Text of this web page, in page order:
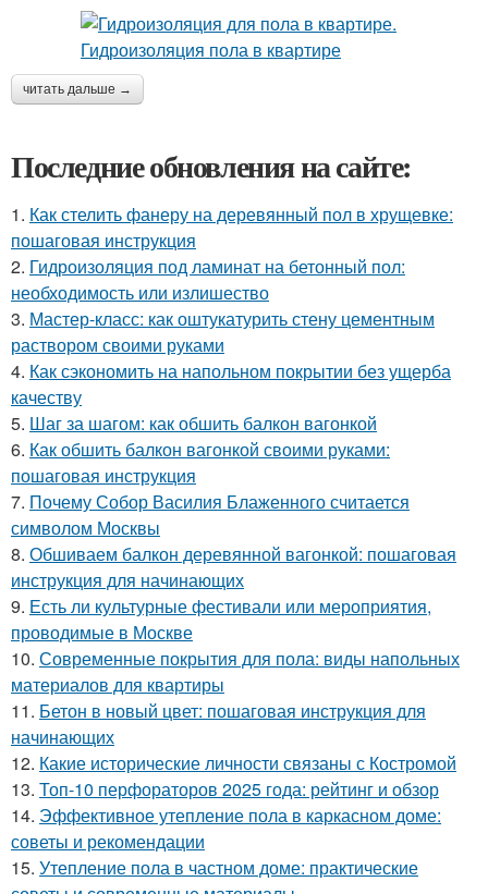
читать дальше →
Последние обновления на сайте:
1. Как стелить фанеру на деревянный пол в хрущевке:
пошаговая инструкция
2. Гидроизоляция под ламинат на бетонный пол:
необходимость или излишество
3. Мастер-класс: как оштукатурить стену цементным
раствором своими руками
4. Как сэкономить на напольном покрытии без ущерба
качеству
5. Шаг за шагом: как обшить балкон вагонкой
6. Как обшить балкон вагонкой своими руками:
пошаговая инструкция
7. Почему Собор Василия Блаженного считается
символом Москвы
8. Обшиваем балкон деревянной вагонкой: пошаговая
инструкция для начинающих
9. Есть ли культурные фестивали или мероприятия,
проводимые в Москве
10. Современные покрытия для пола: виды напольных
материалов для квартиры
11. Бетон в новый цвет: пошаговая инструкция для
начинающих
12. Какие исторические личности связаны с Костромой
13. Топ-10 перфораторов 2025 года: рейтинг и обзор
14. Эффективное утепление пола в каркасном доме:
советы и рекомендации
15. Утепление пола в частном доме: практические